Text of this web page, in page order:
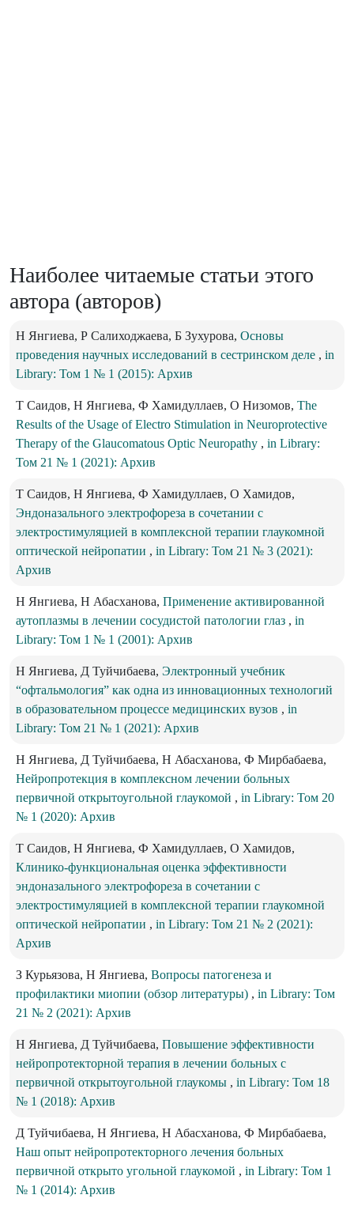
Наиболее читаемые статьи этого
автора (авторов)
Н Янгиева, Р Салиходжаева, Б Зухурова, Основы
проведения научных исследований в сестринском деле , in
Library: Том 1 № 1 (2015): Архив
Т Саидов, Н Янгиева, Ф Хамидуллаев, О Низомов, The
Results of the Usage of Electro Stimulation in Neuroprotective
Therapy of the Glaucomatous Optic Neuropathy , in Library:
Том 21 № 1 (2021): Архив
Т Саидов, Н Янгиева, Ф Хамидуллаев, О Хамидов,
Эндоназального электрофореза в сочетании с
электростимуляцией в комплексной терапии глаукомной
оптической нейропатии , in Library: Том 21 № 3 (2021):
Архив
Н Янгиева, Н Абасханова, Применение активированной
аутоплазмы в лечении сосудистой патологии глаз , in
Library: Том 1 № 1 (2001): Архив
Н Янгиева, Д Туйчибаева, Электронный учебник
“офтальмология” как одна из инновационных технологий
в образовательном процессе медицинских вузов , in
Library: Том 21 № 1 (2021): Архив
Н Янгиева, Д Туйчибаева, Н Абасханова, Ф Мирбабаева,
Нейропротекция в комплексном лечении больных
первичной открытоугольной глаукомой , in Library: Том 20
№ 1 (2020): Архив
Т Саидов, Н Янгиева, Ф Хамидуллаев, О Хамидов,
Клинико-функциональная оценка эффективности
эндоназального электрофореза в сочетании с
электростимуляцией в комплексной терапии глаукомной
оптической нейропатии , in Library: Том 21 № 2 (2021):
Архив
З Курьязова, Н Янгиева, Вопросы патогенеза и
профилактики миопии (обзор литературы) , in Library: Том
21 № 2 (2021): Архив
Н Янгиева, Д Туйчибаева, Повышение эффективности
нейропротекторной терапия в лечении больных с
первичной открытоугольной глаукомы , in Library: Том 18
№ 1 (2018): Архив
Д Туйчибаева, Н Янгиева, Н Абасханова, Ф Мирбабаева,
Наш опыт нейропротекторного лечения больных
первичной открыто угольной глаукомой , in Library: Том 1
№ 1 (2014): Архив